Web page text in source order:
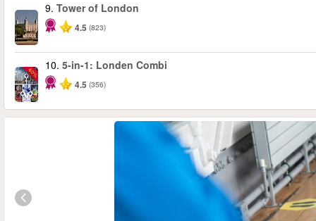
9. Tower of London
4.5 (823)
-60%
10. 5-in-1: Londen Combi
4.5 (356)